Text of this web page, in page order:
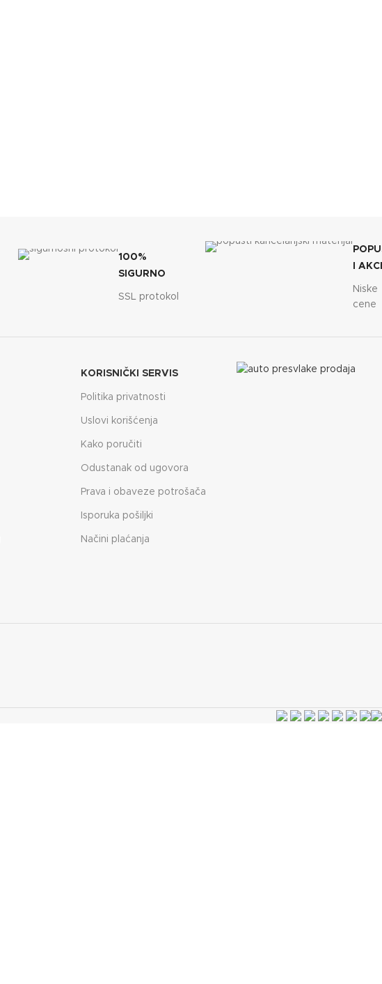
100%
SIGURNO
SSL protokol
I
Niske
cene
KORISNIČKI SERVIS
Politika privatnosti
Uslovi korišćenja
Kako poručiti
Odustanak od ugovora
Prava i obaveze potrošača
Isporuka pošiljki
Načini plaćanja